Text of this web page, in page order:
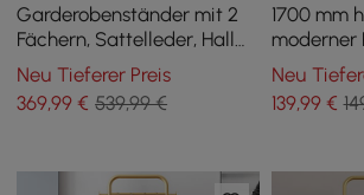
Garderobenständer mit 2
Fächern, Sattelleder, Hall
Tree
Neu Tieferer Preis
369,99 € 539,99 €
1700 mm
moderner
aus Metall
Neu
139,99€